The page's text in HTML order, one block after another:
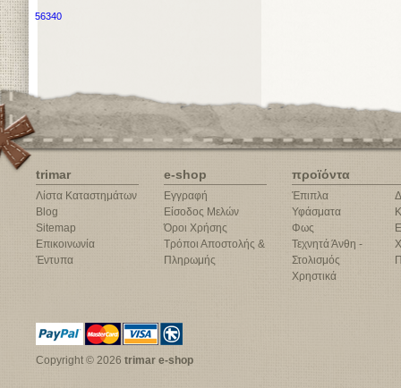
56340
trimar
Λίστα Καταστημάτων
Blog
Sitemap
Επικοινωνία
Έντυπα
e-shop
Εγγραφή
Είσοδος Μελών
Όροι Χρήσης
Τρόποι Αποστολής &
Πληρωμής
προϊόντα
Έπιπλα
Υφάσματα
Φως
Τεχνητά Άνθη -
Στολισμός
Χρηστικά
Copyright © 2026 trimar e-shop